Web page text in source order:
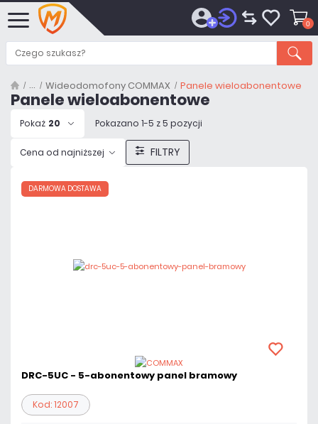
0
Wideodomofony COMMAX Panele wieloabonentowe
Panele wieloabonentowe
Pokaż 20 Pokazano 1-5 z 5 pozycji
Cena od najniższej FILTRY
DARMOWA DOSTAWA
DRC-5UC - 5-abonentowy panel bramowy
Kod: 12007